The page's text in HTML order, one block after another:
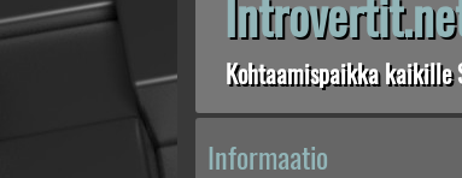
Kohtaamispaikka kaikille
Informaatio